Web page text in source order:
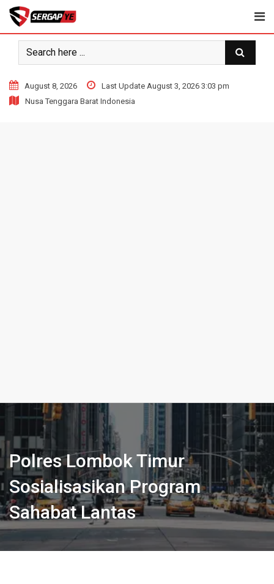
Skip
content
August 8, 2026
Last Update August 3, 2026 3:03 pm
Nusa Tenggara Barat Indonesia
Polres Lombok Timur
Sosialisasikan Program
Sahabat Lantas